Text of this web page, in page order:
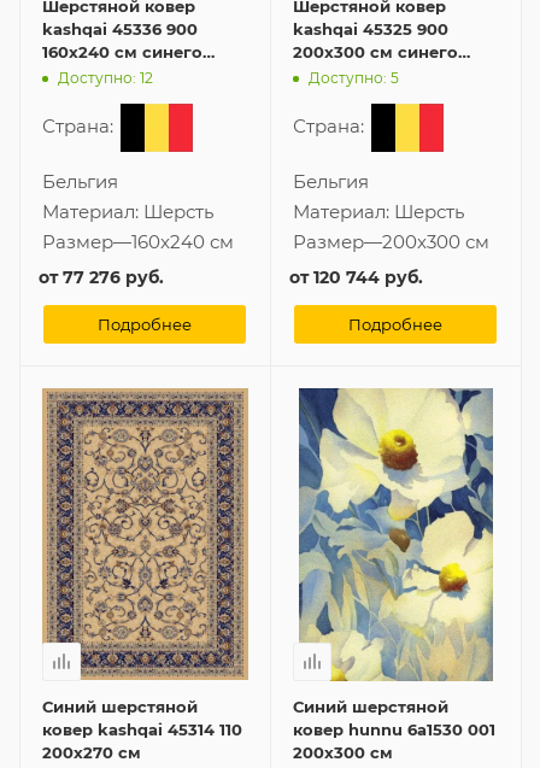
Шерстяной ковер
kashqai 45336 900
160x240 см синего
цвета
Доступно: 12
Страна:
Бельгия
Материал: Шерсть
Размер—160x240 см
от77 276 руб.
Подробнее
Шерстяной ковер
kashqai 45325 900
200x300 см синего
цвета
Доступно: 5
Страна:
Бельгия
Материал: Шерсть
Размер—200x300 см
от120 744 руб.
Подробнее
Синий шерстяной
ковер kashqai 45314 110
200x270 см
Синий шерстяной
ковер hunnu 6a1530 001
200x300 см